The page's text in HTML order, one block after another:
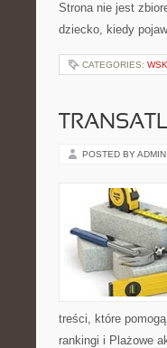
Strona nie jest
dziecko, kiedy
CATEGORIES:
POSTED BY ADMIN
treści, które
rankingi i Plażowe